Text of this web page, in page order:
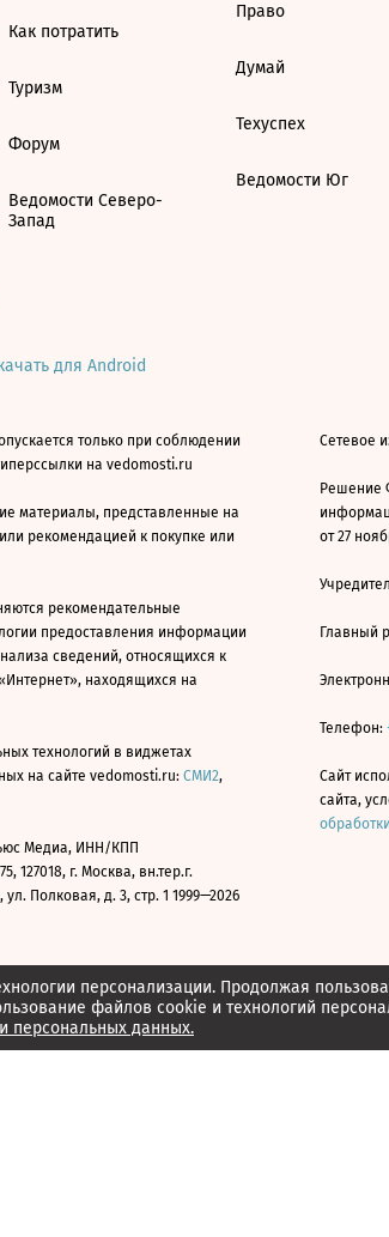
персонализации. Продолжая
файлов cookie и технологий
персональных данных.
Как потратить
Туризм
Форум
Ведомости Северо-
Запад
Право
Думай
Техуспех
Ведомости Юг
для Android
только при соблюдении
на vedomosti.ru
материалы, представленные на
рекомендацией к покупке или
рекомендательные
предоставления информации
сведений, относящихся к
находящихся на
технологий в виджетах
на сайте vedomosti.ru: СМИ2,
Медиа, ИНН/КПП
127018, г. Москва, вн.тер.г.
Полковая, д. 3, стр. 1 1999—2026
Сетевое
Решение
от 27
Главный
Телефон:
Сайт
сайта,